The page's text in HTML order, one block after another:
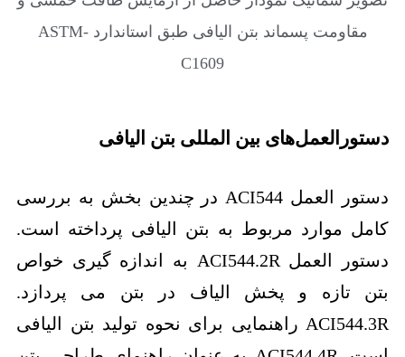
مقاومت پسماند بتن الیافی طبق استاندارد ASTM-
C1609
دستورالعمل‌های بین المللی بتن الیافی
دستور العمل ACI544 در چندین بخش به بررسی
کامل موارد مربوط به بتن الیافی پرداخته است.
دستور العمل ACI544.2R به اندازه گیری خواص
بتن تازه و پخش الیاف در بتن می پردازد.
ACI544.3R راهنمایی برای نحوه تولید بتن الیافی